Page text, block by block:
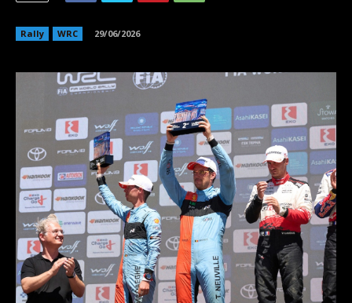
Rally WRC 29/06/2026